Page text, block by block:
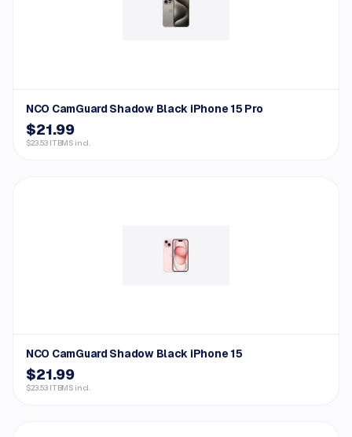
NCO CamGuard Shadow Black iPhone 15 Pro
$21.99
$23.53 ITBMS incl.
NCO CamGuard Shadow Black iPhone 15
$21.99
$23.53 ITBMS incl.